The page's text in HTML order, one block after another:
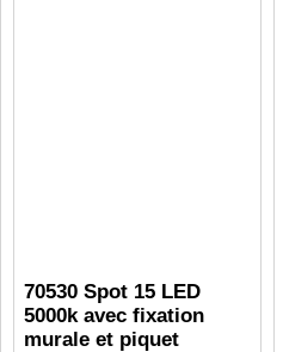
70530 Spot 15 LED
5000k avec fixation
murale et piquet